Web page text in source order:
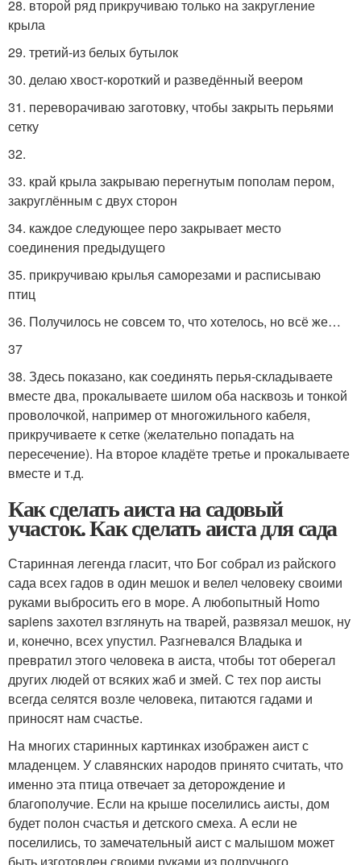
28. второй ряд прикручиваю только на закругление
крыла
29. третий-из белых бутылок
30. делаю хвост-короткий и разведённый веером
31. переворачиваю заготовку, чтобы закрыть перьями
сетку
32.
33. край крыла закрываю перегнутым пополам пером,
закруглённым с двух сторон
34. каждое следующее перо закрывает место
соединения предыдущего
35. прикручиваю крылья саморезами и расписываю
птиц
36. Получилось не совсем то, что хотелось, но всё же…
37
38. Здесь показано, как соединять перья-складываете
вместе два, прокалываете шилом оба насквозь и тонкой
проволочкой, например от многожильного кабеля,
прикручиваете к сетке (желательно попадать на
пересечение). На второе кладёте третье и прокалываете
вместе и т.д.
Как сделать аиста на садовый
участок. Как сделать аиста для сада
Старинная легенда гласит, что Бог собрал из райского
сада всех гадов в один мешок и велел человеку своими
руками выбросить его в море. А любопытный Homo
sapiens захотел взглянуть на тварей, развязал мешок, ну
и, конечно, всех упустил. Разгневался Владыка и
превратил этого человека в аиста, чтобы тот оберегал
других людей от всяких жаб и змей. С тех пор аисты
всегда селятся возле человека, питаются гадами и
приносят нам счастье.
На многих старинных картинках изображен аист с
младенцем. У славянских народов принято считать, что
именно эта птица отвечает за деторождение и
благополучие. Если на крыше поселились аисты, дом
будет полон счастья и детского смеха. А если не
поселились, то замечательный аист с малышом может